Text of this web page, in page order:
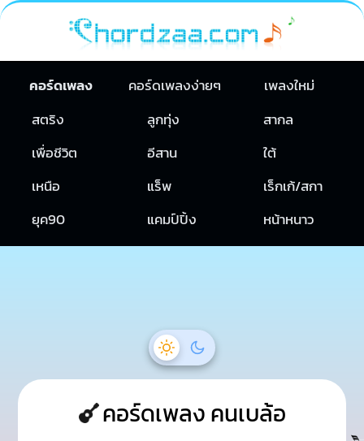
คอร์ดเพลง คอร์ดเพลงง่ายๆ
เพลงใหม่
สตริง
ลูกทุ่ง
สากล
เพื่อชีวิต
อีสาน
ใต้
เหนือ
แร็พ
เร็กเก้/สกา
ยุค90
แคมป์ปิ้ง หน้าหนาว
คอร์ดเพลง คนเบล้อ